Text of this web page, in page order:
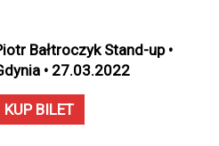
Bałtroczyk Stand-up •
• 27.03.2022
KUP BILET